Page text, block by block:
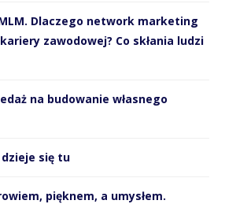
MLM. Dlaczego network marketing
zawodowej? Co skłania ludzi
na budowanie własnego
dzieje się tu
pięknem, a umysłem.